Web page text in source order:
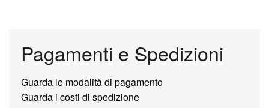
Pagamenti e Spedizioni
Guarda le modalità di pagamento
Guarda i costi di spedizione